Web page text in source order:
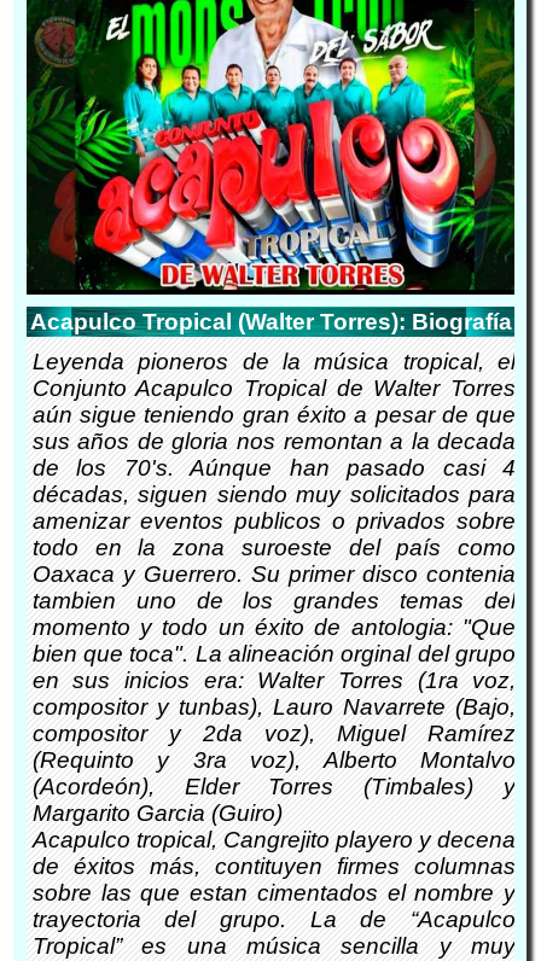
Acapulco Tropical (Walter Torres): Biografía
Leyenda pioneros de la música tropical, el
Conjunto Acapulco Tropical de Walter Torres
aún sigue teniendo gran éxito a pesar de que
sus años de gloria nos remontan a la decada
de los 70's. Aúnque han pasado casi 4
décadas, siguen siendo muy solicitados para
amenizar eventos publicos o privados sobre
todo en la zona suroeste del país como
Oaxaca y Guerrero. Su primer disco contenia
tambien uno de los grandes temas del
momento y todo un éxito de antologia: "Que
bien que toca". La alineación orginal del grupo
en sus inicios era: Walter Torres (1ra voz,
compositor y tunbas), Lauro Navarrete (Bajo,
compositor y 2da voz), Miguel Ramírez
(Requinto y 3ra voz), Alberto Montalvo
(Acordeón), Elder Torres (Timbales) y
Margarito Garcia (Guiro)
Acapulco tropical, Cangrejito playero y decena
de éxitos más, contituyen firmes columnas
sobre las que estan cimentados el nombre y
trayectoria del grupo. La de “Acapulco
Tropical” es una música sencilla y muy